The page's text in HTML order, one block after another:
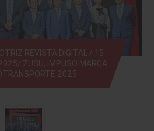
REVISTA DIGITAL / 15
IZUSU, IMPUSO MARCA
2025